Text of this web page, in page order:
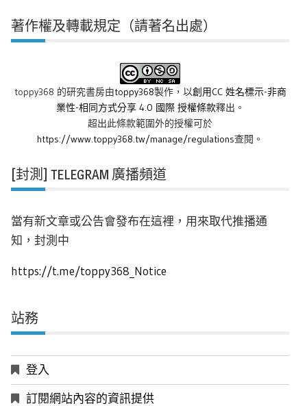
著作權及轉載規定（請著名出處）
toppy368 的研究書房由toppy368製作，以創用CC 姓名標示-非商
業性-相同方式分享 4.0 國際 授權條款釋出。
超出此條款範圍外的授權可於
https://www.toppy368.tw/manage/regulations查閱。
[封測] TELEGRAM 廣播頻道
當有新文章或公告會發布在這裡，用來取代推播通
知，封測中
https://t.me/toppy368_Notice
站務
登入
訂閱網站內容的資訊提供